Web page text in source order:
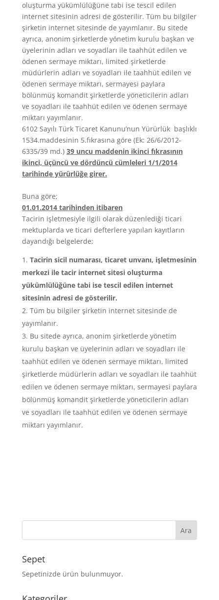
oluşturma yükümlülüğüne tabi ise tescil edilen
internet sitesinin adresi de gösterilir. Tüm bu bilgiler
şirketin internet sitesinde de yayımlanır. Bu sitede
ayrıca, anonim şirketlerde yönetim kurulu başkan ve
üyelerinin adları ve soyadları ile taahhüt edilen ve
ödenen sermaye miktarı, limited şirketlerde
müdürlerin adları ve soyadları ile taahhüt edilen ve
ödenen sermaye miktarı, sermayesi paylara
bölünmüş komandit şirketlerde yöneticilerin adları
ve soyadları ile taahhüt edilen ve ödenen sermaye
miktarı yayımlanır.
6102 Sayılı Türk Ticaret Kanunu’nun Yürürlük başlıklı
1534.maddesinin 5.fıkrasına göre (Ek: 26/6/2012-
6335/39 md.) 39 uncu maddenin ikinci fıkrasının
ikinci, üçüncü ve dördüncü cümleleri 1/1/2014
tarihinde yürürlüğe girer.
Buna göre;
01.01.2014 tarihinden itibaren
Tacirin işletmesiyle ilgili olarak düzenlediği ticari
mektuplarda ve ticari defterlere yapılan kayıtların
dayandığı belgelerde;
Tacirin sicil numarası, ticaret unvanı, işletmesinin
merkezi ile tacir internet sitesi oluşturma
yükümlülüğüne tabi ise tescil edilen internet
sitesinin adresi de gösterilir.
Tüm bu bilgiler şirketin internet sitesinde de
yayımlanır.
Bu sitede ayrıca, anonim şirketlerde yönetim
kurulu başkan ve üyelerinin adları ve soyadları ile
taahhüt edilen ve ödenen sermaye miktarı, limited
şirketlerde müdürlerin adları ve soyadları ile taahhüt
edilen ve ödenen sermaye miktarı, sermayesi paylara
bölünmüş komandit şirketlerde yöneticilerin adları
ve soyadları ile taahhüt edilen ve ödenen sermaye
miktarı yayımlanır.
Sepet
Sepetinizde ürün bulunmuyor.